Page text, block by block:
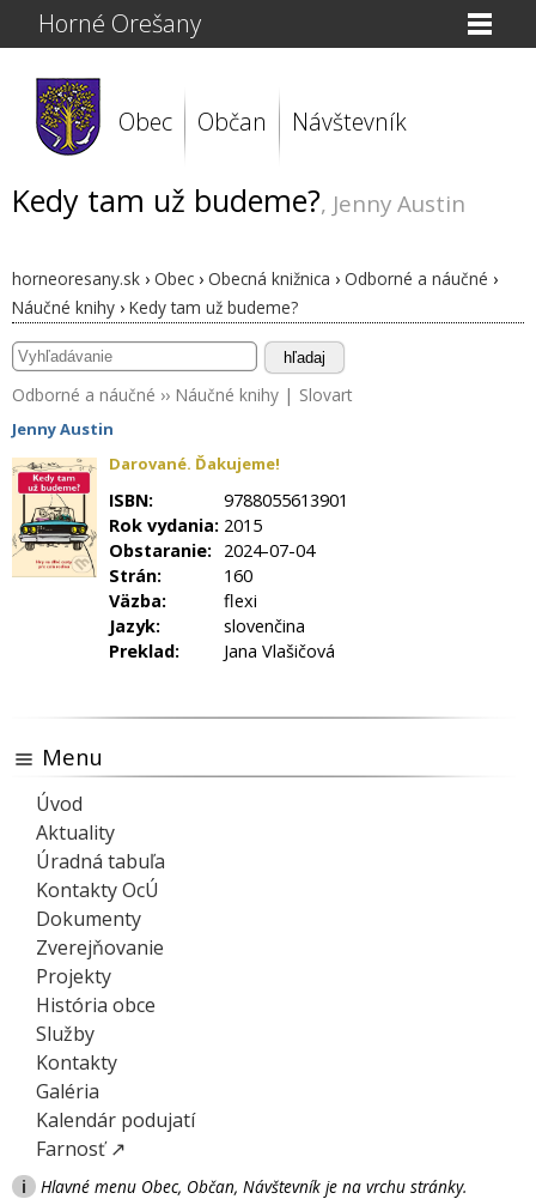
Horné Orešany
Obec Občan Návštevník
Kedy tam už budeme?, Jenny Austin
horneoresany.sk › Obec › Obecná knižnica › Odborné a náučné ›
Náučné knihy › Kedy tam už budeme?
hľadaj
Odborné a náučné ›› Náučné knihy | Slovart
Jenny Austin
Darované. Ďakujeme!
ISBN:
9788055613901
Rok vydania: 2015
Obstaranie: 2024-07-04
Strán:
160
Väzba:
flexi
Jazyk:
slovenčina
Preklad:
Jana Vlašičová
Menu
Úvod
Aktuality
Úradná tabuľa
Kontakty OcÚ
Dokumenty
Zverejňovanie
Projekty
História obce
Služby
Kontakty
Galéria
Kalendár podujatí
Farnosť ↗
i Hlavné menu Obec, Občan, Návštevník je na vrchu stránky.